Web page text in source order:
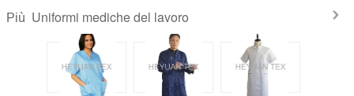
Più Uniformi mediche del lavoro